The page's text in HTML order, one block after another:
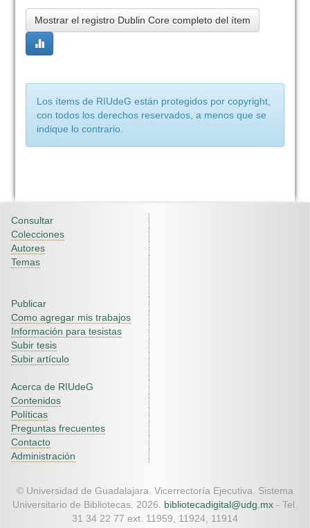
Mostrar el registro Dublin Core completo del ítem
Los ítems de RIUdeG están protegidos por copyright,
con todos los derechos reservados, a menos que se
indique lo contrario.
Consultar
Colecciones
Autores
Temas
Publicar
Como agregar mis trabajos
Información para tesistas
Subir tesis
Subir artículo
Acerca de RIUdeG
Contenidos
Políticas
Preguntas frecuentes
Contacto
Administración
© Universidad de Guadalajara. Vicerrectoría Ejecutiva. Sistema
Universitario de Bibliotecas. 2026. bibliotecadigital@udg.mx - Tel.
31 34 22 77 ext. 11959, 11924, 11914